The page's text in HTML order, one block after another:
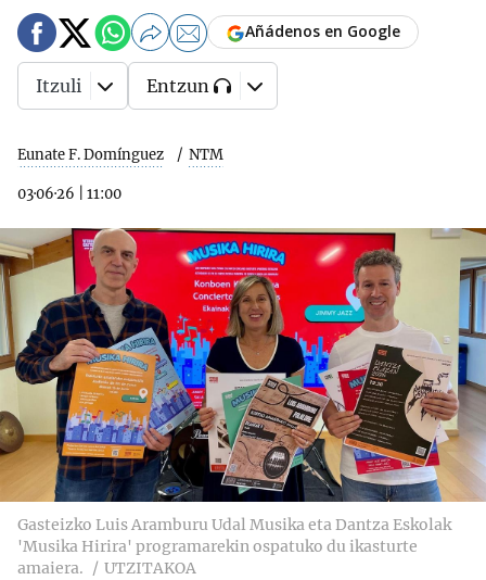
Eunate F. Domínguez NTM
03·06·26 11:00
Añádenos en Google
Itzuli Entzun
Gasteizko Luis Aramburu Udal Musika eta Dantza Eskolak
'Musika Hirira' programarekin ospatuko du ikasturte
amaiera.
UTZITAKOA